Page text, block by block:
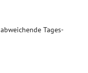
Tages-